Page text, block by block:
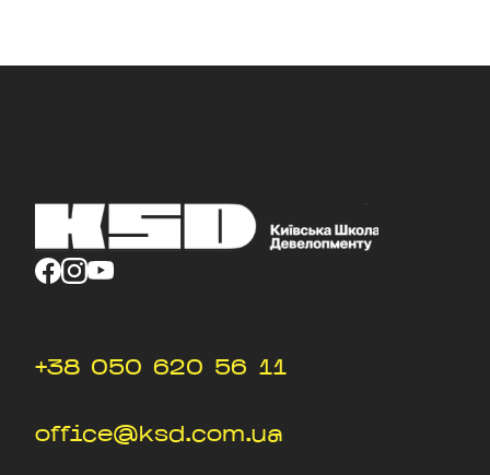
+38 050 620 56 11
office@ksd.com.ua